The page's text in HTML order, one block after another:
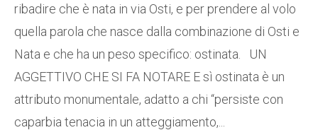
ribadire che è nata in via Osti, e per prendere al volo
quella parola che nasce dalla combinazione di Osti e
Nata e che ha un peso specifico: ostinata. UN
AGGETTIVO CHE SI FA NOTARE E sì ostinata è un
attributo monumentale, adatto a chi “persiste con
caparbia tenacia in un atteggiamento,...